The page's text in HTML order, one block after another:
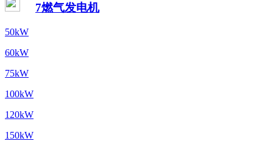
7燃气发电机
50kW
60kW
75kW
100kW
120kW
150kW